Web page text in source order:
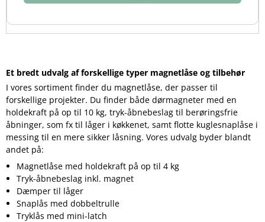
Et bredt udvalg af forskellige typer magnetlåse og tilbehør
I vores sortiment finder du magnetlåse, der passer til
forskellige projekter. Du finder både dørmagneter med en
holdekraft på op til 10 kg, tryk-åbnebeslag til berøringsfrie
åbninger, som fx til låger i køkkenet, samt flotte kuglesnaplåse i
messing til en mere sikker låsning. Vores udvalg byder blandt
andet på:
Magnetlåse med holdekraft på op til 4 kg
Tryk-åbnebeslag inkl. magnet
Dæmper til låger
Snaplås med dobbeltrulle
Tryklås med mini-latch